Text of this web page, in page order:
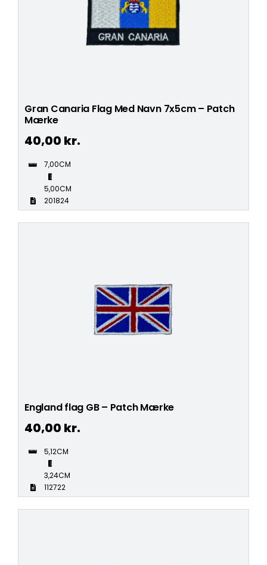
Gran Canaria Flag Med Navn 7x5cm – Patch
Mærke
40,00 kr.
7,00CM
5,00CM
201824
England flag GB – Patch Mærke
40,00 kr.
5,12CM
3,24CM
112722